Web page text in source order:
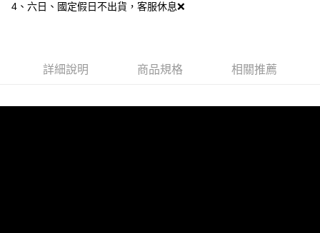
權轉讓予恩沛科技股份有限公司。
【免運】付款後-7-11取貨
每筆NT$80，滿NT$1,080(含以上)免運費
4、六日、國定假日不出貨，客服休息❌
詳細說明 商品規格 相關推薦